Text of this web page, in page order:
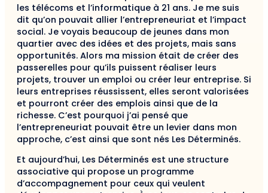
les télécoms et l’informatique à 21 ans. Je me suis
dit qu’on pouvait allier l’entrepreneuriat et l’impact
social. Je voyais beaucoup de jeunes dans mon
quartier avec des idées et des projets, mais sans
opportunités. Alors ma mission était de créer des
passerelles pour qu’ils puissent réaliser leurs
projets, trouver un emploi ou créer leur entreprise. Si
leurs entreprises réussissent, elles seront valorisées
et pourront créer des emplois ainsi que de la
richesse. C’est pourquoi j’ai pensé que
l’entrepreneuriat pouvait être un levier dans mon
approche, c’est ainsi que sont nés Les Déterminés.
Et aujourd’hui, Les Déterminés est une structure
associative qui propose un programme
d’accompagnement pour ceux qui veulent